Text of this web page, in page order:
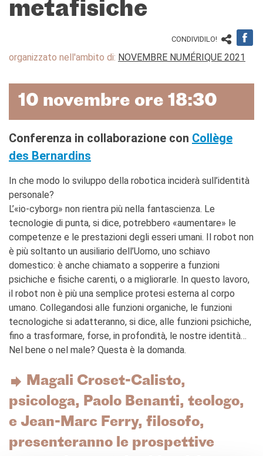
TCF
CINEMA
MEDIATECA
Certificazioni e corsi per le
scuole
Offerta formativa
CENTRE SAINT-LOUIS
Cattedra Mediterraneo
Premio de Lubac
Borse di studio
Archivio
Giubileo 2025
AFFITTO SPAZI
CHI SIAMO?
I nostri partners
BLOG
Archivio scuole
CERCA
metafisiche
CONDIVIDILO!
organizzato nell'ambito di: NOVEMBRE NUMÉRIQUE 2021
10 novembre ore 18:30
Conferenza in collaborazione con Collège
des Bernardins
In che modo lo sviluppo della robotica inciderà sull’identità
personale?
L’«io-cyborg» non rientra più nella fantascienza. Le
tecnologie di punta, si dice, potrebbero «aumentare» le
competenze e le prestazioni degli esseri umani. Il robot non
è più soltanto un ausiliario dell’Uomo, uno schiavo
domestico: è anche chiamato a sopperire a funzioni
psichiche e fisiche carenti, o a migliorarle. In questo lavoro,
il robot non è più una semplice protesi esterna al corpo
umano. Collegandosi alle funzioni organiche, le funzioni
tecnologiche si adatteranno, si dice, alle funzioni psichiche,
fino a trasformare, forse, in profondità, le nostre identità…
Nel bene o nel male? Questa è la domanda.
Magali Croset-Calisto,
psicologa, Paolo Benanti, teologo,
e Jean-Marc Ferry, filosofo,
presenteranno le prospettive